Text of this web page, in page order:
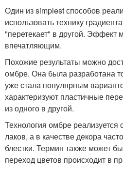
Один из simplest способов
использовать технику
"перетекает" в другой. Эффект
впечатляющим.
Похожие результаты можно
омбре. Она была разработана
уже стала популярным
характеризуют пластичные
из одного в другой.
Технология омбре
лаков, а в качестве декора
блестки. Термин также может
переход цветов происходит в